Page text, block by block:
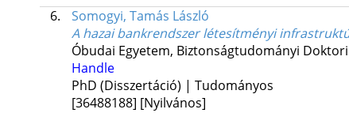
6.
Somogyi, Tamás László
A hazai bankrendszer létesítményi
Óbudai Egyetem, Biztonságtudományi Doktori
Handle
PhD (Disszertáció) | Tudományos
[36488188] [Nyilvános]